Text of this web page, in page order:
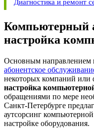
Диагностика и ремонт
Компьютерный
настройка
Основным направлением
абонентское
некоторых компаний или
настройка
обращениями по мере
Санкт-Петербурге
аутсорсинг
настройке оборудования.